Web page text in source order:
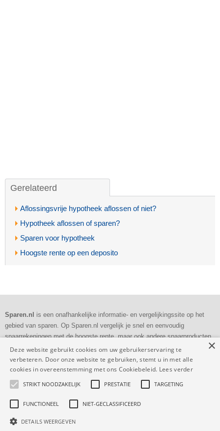
Gerelateerd
Aflossingsvrije hypotheek aflossen of niet?
Hypotheek aflossen of sparen?
Sparen voor hypotheek
Hoogste rente op een deposito
Sparen.nl
is een onafhankelijke informatie- en vergelijkingssite op het
gebied van sparen. Op Sparen.nl vergelijk je snel en eenvoudig
spaarrekeningen met de hoogste rente, maar ook andere spaarproducten
als deposito's en bankspaarrekeningen.
Dagelijksecontrole
Volledig en
53.726 vergelijkingen
deze maand
×
Deze website gebruikt cookies om uw gebruikerservaring te
verbeteren. Door onze website te gebruiken, stemt u in met alle
cookies in overeenstemming met ons Cookiebeleid. Lees verder
STRIKT NOODZAKELIJK PRESTATIE TARGETING
FUNCTIONEEL NIET-GECLASSIFICEERD
DETAILS WEERGEVEN